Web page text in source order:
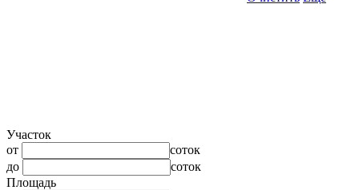
Участок
от
соток
до
соток
Площадь